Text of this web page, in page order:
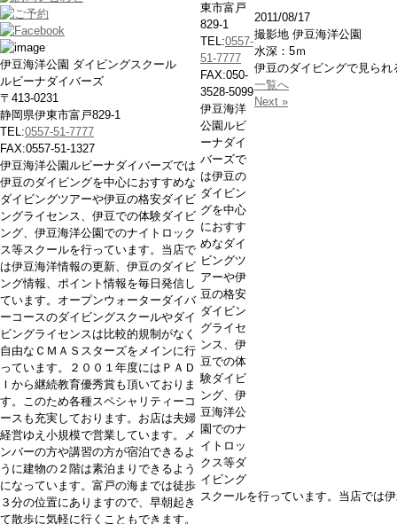
伊豆海洋公園 ダイビングスクール
ルビーナダイバーズ
〒413-0231
静岡県伊東市富戸829-1
TEL:0557-51-7777
FAX:0557-51-1327
伊豆海洋公園ルビーナダイバーズでは
伊豆のダイビングを中心におすすめな
ダイビングツアーや伊豆の格安ダイビ
ングライセンス、伊豆での体験ダイビ
ング、伊豆海洋公園でのナイトロック
ス等スクールを行っています。当店で
は伊豆海洋情報の更新、伊豆のダイビ
ング情報、ポイント情報を毎日発信し
ています。オープンウォーターダイバ
ーコースのダイビングスクールやダイ
ビングライセンスは比較的規制がなく
自由なＣＭＡＳスターズをメインに行
っています。２００１年度にはＰＡＤ
Ｉから継続教育優秀賞も頂いておりま
す。このため各種スペシャリティーコ
ースも充実しております。お店は夫婦
経営ゆえ小規模で営業しています。メ
ンバーの方や講習の方が宿泊できるよ
うに建物の２階は素泊まりできるよう
になっています。富戸の海までは徒歩
３分の位置にありますので、早朝起き
て散歩に気軽に行くこともできます。
2011/08/17
撮影地 伊豆海洋公園
水深：5ｍ
伊豆のダイビングで見られ
一覧へ
Next »
東市富戸
829-1
TEL:0557-
51-7777
FAX:050-
3528-5099
伊豆海洋
公園ルビ
ーナダイ
バーズで
は伊豆の
ダイビン
グを中心
におすす
めなダイ
ビングツ
アーや伊
豆の格安
ダイビン
グライセ
ンス、伊
豆での体
験ダイビ
ング、伊
豆海洋公
園でのナ
イトロッ
クス等ダ
イビング
スクールを行っています。当店では